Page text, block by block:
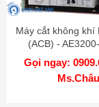
Máy cắt không khí
(ACB) -
3200A 85kA
Gọi ngay:
Ms.Châu